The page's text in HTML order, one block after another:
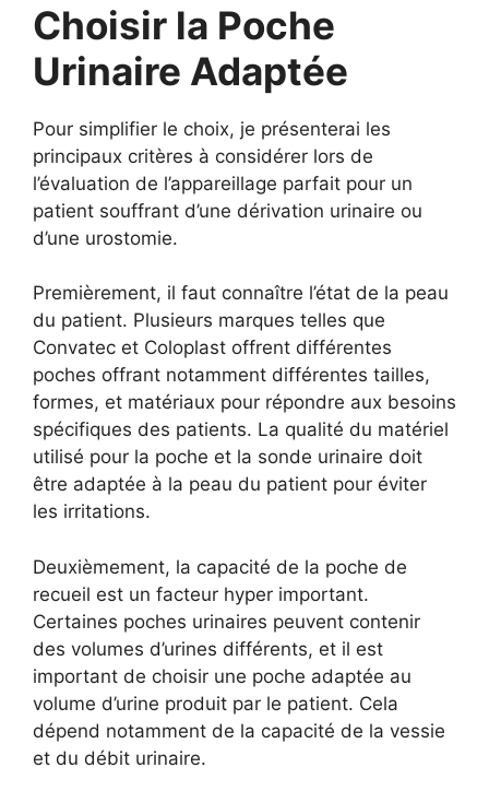
Choisir la Poche
Urinaire Adaptée
Pour simplifier le choix, je présenterai les
principaux critères à considérer lors de
l’évaluation de l’appareillage parfait pour un
patient souffrant d’une dérivation urinaire ou
d’une urostomie.
Premièrement, il faut connaître l’état de la peau
du patient. Plusieurs marques telles que
Convatec et Coloplast offrent différentes
poches offrant notamment différentes tailles,
formes, et matériaux pour répondre aux besoins
spécifiques des patients. La qualité du matériel
utilisé pour la poche et la sonde urinaire doit
être adaptée à la peau du patient pour éviter
les irritations.
Deuxièmement, la capacité de la poche de
recueil est un facteur hyper important.
Certaines poches urinaires peuvent contenir
des volumes d’urines différents, et il est
important de choisir une poche adaptée au
volume d’urine produit par le patient. Cela
dépend notamment de la capacité de la vessie
et du débit urinaire.